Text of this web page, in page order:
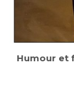
Humour et